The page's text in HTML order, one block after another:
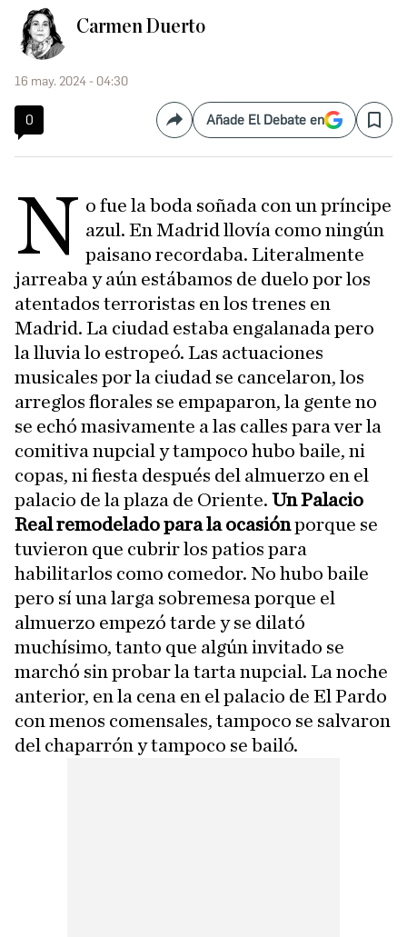
Carmen Duerto
16 may. 2024 - 04:30
0 CompartirAñade El Debate en Save
N o fue la boda soñada con un príncipe
azul. En Madrid llovía como ningún
paisano recordaba. Literalmente
jarreaba y aún estábamos de duelo por los
atentados terroristas en los trenes en
Madrid. La ciudad estaba engalanada pero
la lluvia lo estropeó. Las actuaciones
musicales por la ciudad se cancelaron, los
arreglos florales se empaparon, la gente no
se echó masivamente a las calles para ver la
comitiva nupcial y tampoco hubo baile, ni
copas, ni fiesta después del almuerzo en el
palacio de la plaza de Oriente. Un Palacio
Real remodelado para la ocasiónporque se
tuvieron que cubrir los patios para
habilitarlos como comedor. No hubo baile
pero sí una larga sobremesa porque el
almuerzo empezó tarde y se dilató
muchísimo, tanto que algún invitado se
marchó sin probar la tarta nupcial. La noche
anterior, en la cena en el palacio de El Pardo
con menos comensales, tampoco se salvaron
del chaparrón y tampoco se bailó.